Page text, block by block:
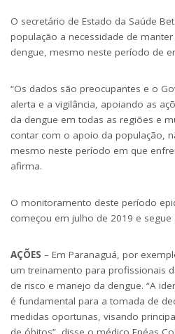
O secretário de Estado da Saúde
população a necessidade de
dengue, mesmo neste período de
“Os dados são preocupantes e o
alerta e a vigilância, apoiando as
da dengue em todas as regiões e
contar com o apoio da população,
mesmo neste período em que
afirma.
O monitoramento deste período
começou em julho de 2019 e
AÇÕES – Em Paranaguá, por
um treinamento para profissionais
de risco e manejo da dengue. “A
é fundamental para a tomada de
medidas oportunas, visando